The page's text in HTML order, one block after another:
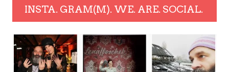
INSTA. GRAM(M). WE. ARE. SOCIAL.